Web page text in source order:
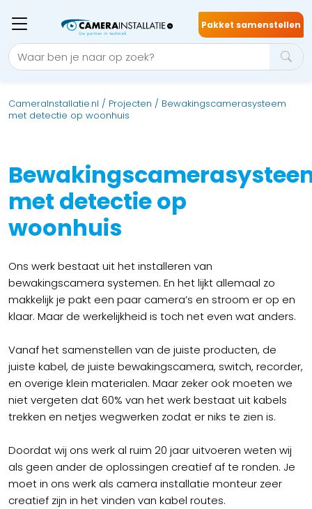
Pakket samenstellen
CameraInstallatie.nl / Projecten / Bewakingscamerasysteem
met detectie op woonhuis
met detectie op
woonhuis
Ons werk bestaat uit het installeren van
bewakingscamera systemen. En het lijkt allemaal zo
makkelijk je pakt een paar camera’s en stroom er op en
klaar. Maar de werkelijkheid is toch net even wat anders.
Vanaf het samenstellen van de juiste producten, de
juiste kabel, de juiste bewakingscamera, switch, recorder,
en overige klein materialen. Maar zeker ook moeten we
niet vergeten dat 60% van het werk bestaat uit kabels
trekken en netjes wegwerken zodat er niks te zien is.
Doordat wij ons werk al ruim 20 jaar uitvoeren weten wij
als geen ander de oplossingen creatief af te ronden. Je
moet in ons werk als camera installatie monteur zeer
creatief zijn in het vinden van kabel routes.